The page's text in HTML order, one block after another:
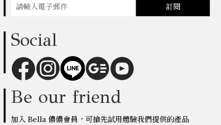
訂閱
Social
Be our friend
加入 Bella 儂儂會員，可搶先試用體驗我們提供的產品